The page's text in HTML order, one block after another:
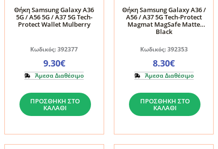
ποσότητα
FlexAir
Hybrid
MagSafe
Θήκη Samsung Galaxy A36
5G / A56 5G / A37 5G Tech-
Protect Wallet Mulberry
Κωδικός: 392377
9.30€
Άμεσα Διαθέσιμο
Θήκη
Samsung
Galaxy
5G
ΠΡΟΣΘΉΚΗ ΣΤΟ
ΚΑΛΆΘΙ
Θήκη Samsung Galaxy A36 /
A56 / A37 5G Tech-Protect
Magmat MagSafe Matte
Black
Κωδικός: 392353
8.30€
Άμεσα Διαθέσιμο
Θήκη
Samsung
Galaxy
/
ΠΡΟΣΘΉΚΗ ΣΤΟ
ΚΑΛΆΘΙ